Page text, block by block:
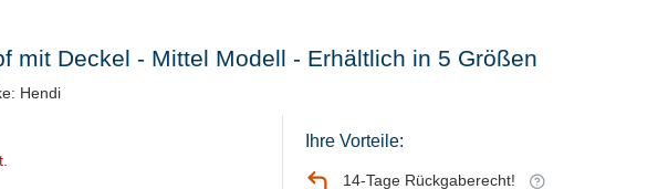
mit Deckel - Mittel Modell - Erhältlich in 5 Größen
Hendi
Ihre Vorteile:
14-Tage Rückgaberecht!